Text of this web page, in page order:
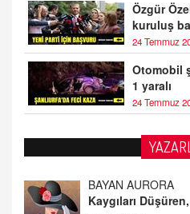
Özgür
kuruluş
24 Temmuz
Otomobil
1 yaralı
24 Temmuz
DOKTOR CİVANIM
Mastürbasyon ve